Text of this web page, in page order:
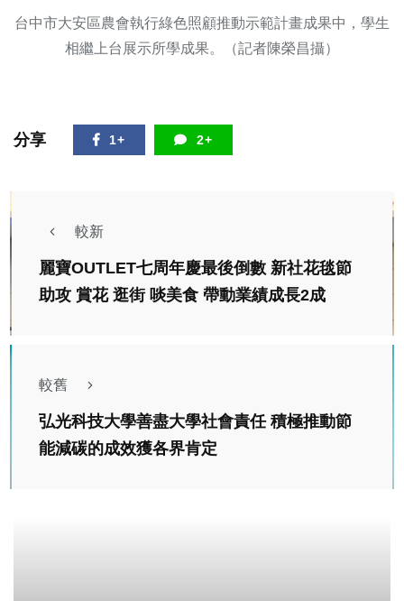
台中市大安區農會執行綠色照顧推動示範計畫成果中，學生
相繼上台展示所學成果。（記者陳榮昌攝）
分享 1+ 2+
較新
麗寶OUTLET七周年慶最後倒數 新社花毯節
助攻 賞花 逛街 啖美食 帶動業績成長2成
較舊
弘光科技大學善盡大學社會責任 積極推動節
能減碳的成效獲各界肯定